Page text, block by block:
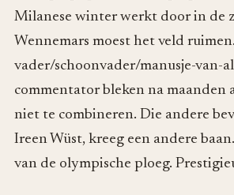
Milanese winter werkt door in de
Wennemars moest het veld
vader/schoonvader/manusje-van-
commentator bleken na maanden
niet te combineren. Die andere
Ireen Wüst, kreeg een andere
van de olympische ploeg.